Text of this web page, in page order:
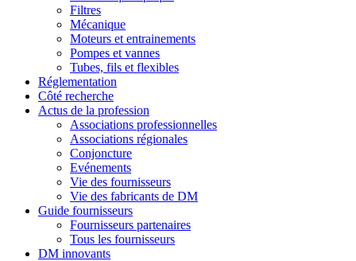
Filtres
Mécanique
Moteurs et entrainements
Pompes et vannes
Tubes, fils et flexibles
Réglementation
Côté recherche
Actus de la profession
Associations professionnelles
Associations régionales
Conjoncture
Evénements
Vie des fournisseurs
Vie des fabricants de DM
Guide fournisseurs
Fournisseurs partenaires
Tous les fournisseurs
DM innovants